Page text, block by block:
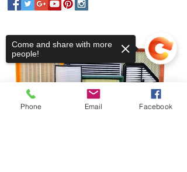
Phone Email Facebook
Come and share with more
people!